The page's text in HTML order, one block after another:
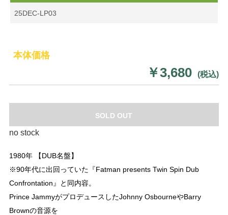
25DEC-LP03
本体価格
￥3,680 (税込)
SOLD OUT
no stock
1980年 【DUB名盤】
※90年代に出回っていた『Fatman presents Twin Spin Dub
Confrontation』と同内容。
Prince JammyがプロデュースしたJohnny OsbourneやBarry
Brownの音源を